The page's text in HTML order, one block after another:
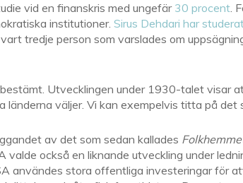
vid en finanskris med ungefär 30 procent.
institutioner. Sirus Dehdari har
tredje person som varslades om
Utvecklingen under 1930-talet visar
länderna väljer. Vi kan exempelvis titta på det
av det som sedan kallades
valde också en liknande utveckling under
användes stora offentliga investeringar för